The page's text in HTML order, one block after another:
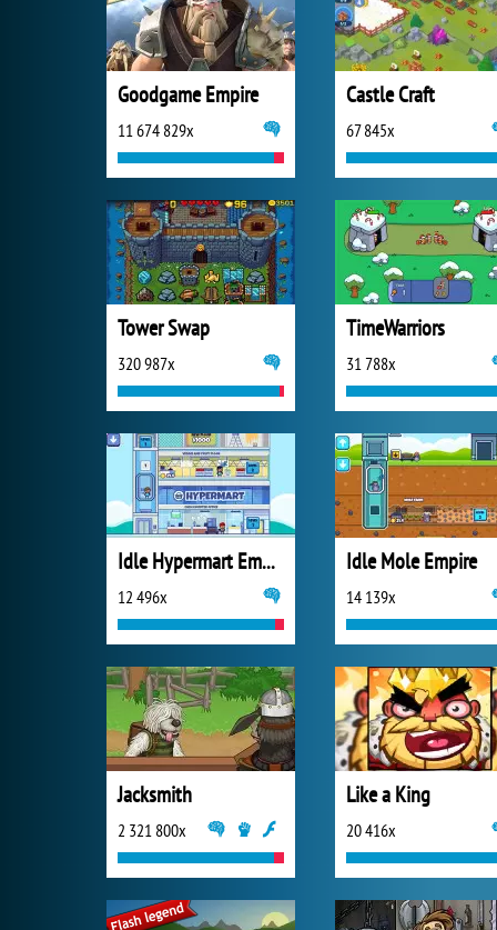
Goodgame Empire
11 674 829x
Castle Craft
67 845x
Tower Swap
320 987x
TimeWarriors
31 788x
Idle Hypermart Empire
12 496x
Idle Mole Empire
14 139x
Jacksmith
2 321 800x
Like a King
20 416x